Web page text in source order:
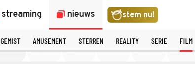
streaming nieuws stem nu!
GEMIST AMUSEMENT STERREN REALITY SERIE FILM